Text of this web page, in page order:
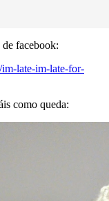
facebook:
im-late-im-late-for-
como queda: